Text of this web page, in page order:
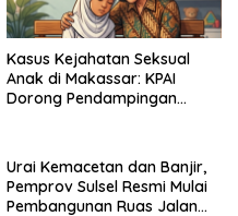
Kasus Kejahatan Seksual
Anak di Makassar: KPAI
Dorong Pendampingan
Urai Kemacetan dan Banjir,
Pemprov Sulsel Resmi Mulai
Pembangunan Ruas Jalan